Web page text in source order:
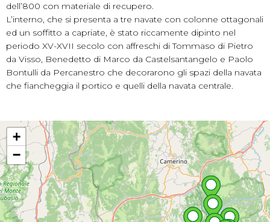
dell’800 con materiale di recupero.
L’interno, che si presenta a tre navate con colonne ottagonali
ed un soffitto a capriate, è stato riccamente dipinto nel
periodo XV-XVII secolo con affreschi di Tommaso di Pietro
da Visso, Benedetto di Marco da Castelsantangelo e Paolo
Bontulli da Percanestro che decorarono gli spazi della navata
che fiancheggia il portico e quelli della navata centrale.
+
−